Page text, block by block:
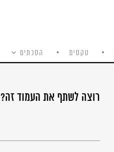
טקסים הסכתים
רוצה לשתף את העמוד זה?